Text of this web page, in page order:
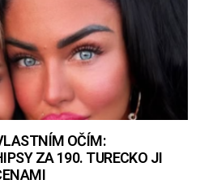
OČÍM:
ZA 190. TURECKO JI